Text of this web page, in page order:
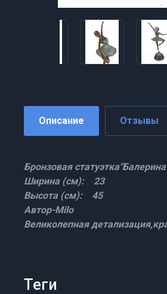
Описание Отзывы
Бронзовая
Ширина (см): 23
Высота (см): 45
Автор-Milo
Великолепная
теги